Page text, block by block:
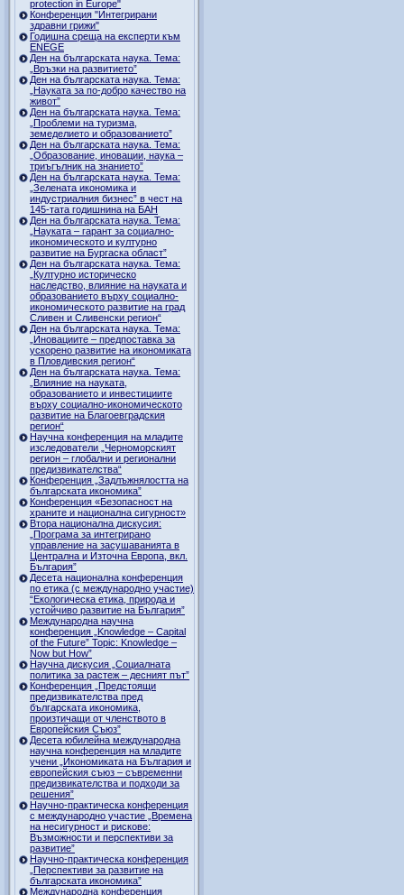
protection in Europe"
Конференция "Интегрирани
здравни грижи"
Годишна среща на експерти към
ENEGE
Ден на българската наука. Тема:
„Връзки на развитието”
Ден на българската наука. Тема:
„Науката за по-добро качество на
живот”
Ден на българската наука. Тема:
„Проблеми на туризма,
земеделието и образованието”
Ден на българската наука. Тема:
„Образование, иновации, наука –
триъгълник на знанието”
Ден на българската наука. Тема:
„Зелената икономика и
индустриалния бизнес” в чест на
145-тата годишнина на БАН
Ден на българската наука. Тема:
„Науката – гарант за социално-
икономическото и културно
развитие на Бургаска област”
Ден на българската наука. Тема:
„Културно историческо
наследство, влияние на науката и
образованието върху социално-
икономическото развитие на град
Сливен и Сливенски регион“
Ден на българската наука. Тема:
„Иновациите – предпоставка за
ускорено развитие на икономиката
в Пловдивския регион“
Ден на българската наука. Тема:
„Влияние на науката,
образованието и инвестициите
върху социално-икономическото
развитие на Благоевградския
регион“
Научна конференция на младите
изследователи „Черноморският
регион – глобални и регионални
предизвикателства“
Конференция „Задлъжнялостта на
българската икономика”
Конференция «Безопасност на
храните и национална сигурност»
Втора национална дискусия:
„Програма за интегрирано
управление на засушаванията в
Централна и Източна Европа, вкл.
България”
Десета национална конференция
по етика (с международно участие)
“Екологическа етика, природа и
устойчиво развитие на България”
Международна научна
конференция „Knowledge – Capital
of the Future” Topic: Knowledge –
Now but How”
Научна дискусия „Социалната
политика за растеж – десният път”
Конференция „Предстоящи
предизвикателства пред
българската икономика,
произтичащи от членството в
Европейския Съюз”
Десета юбилейна международна
научна конференция на младите
учени „Икономиката на България и
европейския съюз – съвременни
предизвикателства и подходи за
решения”
Научно-практическа конференция
с международно участие „Времена
на несигурност и рискове:
Възможности и перспективи за
развитие”
Научно-практическа конференция
„Перспективи за развитие на
българската икономика”
Международна конференция